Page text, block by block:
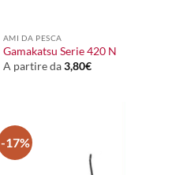
AMI DA PESCA
Gamakatsu Serie 420 N
A partire da3,80€
-17%